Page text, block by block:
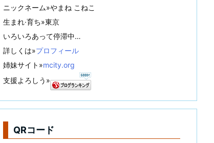
ニックネーム»やまね こねこ
生まれ·育ち»東京
いろいろあって停滞中…
詳しくは»プロフィール
姉妹サイト»mcity.org
支援よろしう»
QRコード